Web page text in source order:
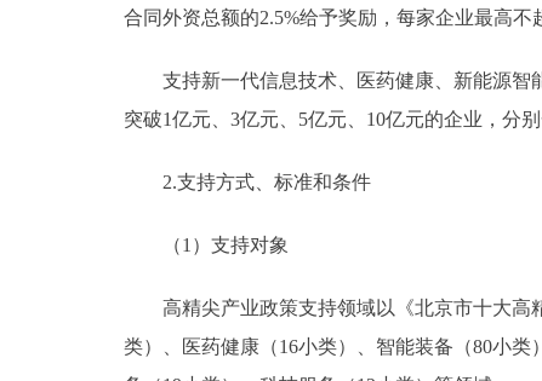
合同外资总额的2.5%给予奖励，每家企业最高不
支持新一代信息技术、医药健康、新能源智
突破1亿元、3亿元、5亿元、10亿元的企业，分
2.支持方式、标准和条件
（1）支持对象
高精尖产业政策支持领域以《北京市十大高精
类）、医药健康（16小类）、智能装备（80小